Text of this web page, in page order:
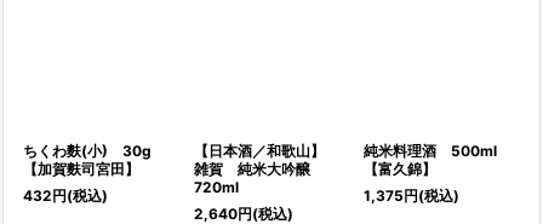
ちくわ麩(小) 30g
【加賀麩司宮田】
432円(税込)
【日本酒／和歌山】
雑賀 純米大吟醸
720ml
2,640円(税込)
純米料理酒 500ml
【富久錦】
1,375円(税込)